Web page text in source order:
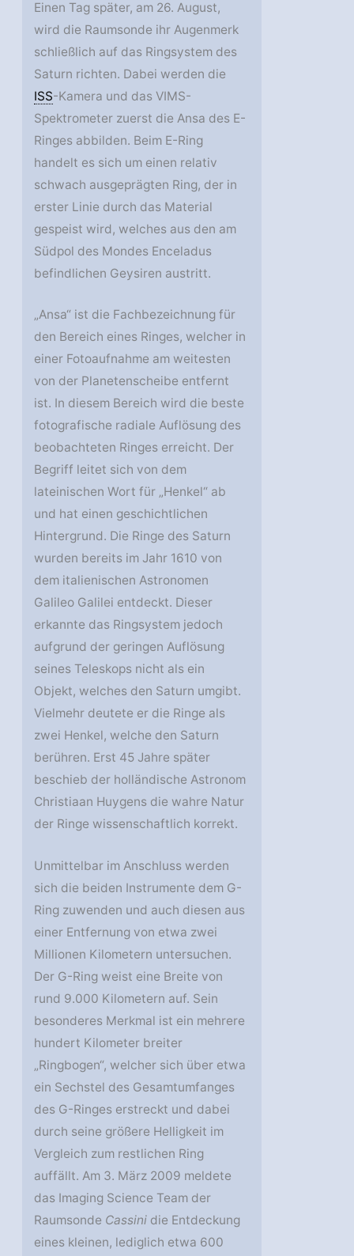
Einen Tag später, am 26. August,
wird die Raumsonde ihr Augenmerk
schließlich auf das Ringsystem des
Saturn richten. Dabei werden die
ISS-Kamera und das VIMS-
Spektrometer zuerst die Ansa des E-
Ringes abbilden. Beim E-Ring
handelt es sich um einen relativ
schwach ausgeprägten Ring, der in
erster Linie durch das Material
gespeist wird, welches aus den am
Südpol des Mondes Enceladus
befindlichen Geysiren austritt.
„Ansa“ ist die Fachbezeichnung für
den Bereich eines Ringes, welcher in
einer Fotoaufnahme am weitesten
von der Planetenscheibe entfernt
ist. In diesem Bereich wird die beste
fotografische radiale Auflösung des
beobachteten Ringes erreicht. Der
Begriff leitet sich von dem
lateinischen Wort für „Henkel“ ab
und hat einen geschichtlichen
Hintergrund. Die Ringe des Saturn
wurden bereits im Jahr 1610 von
dem italienischen Astronomen
Galileo Galilei entdeckt. Dieser
erkannte das Ringsystem jedoch
aufgrund der geringen Auflösung
seines Teleskops nicht als ein
Objekt, welches den Saturn umgibt.
Vielmehr deutete er die Ringe als
zwei Henkel, welche den Saturn
berühren. Erst 45 Jahre später
beschieb der holländische Astronom
Christiaan Huygens die wahre Natur
der Ringe wissenschaftlich korrekt.
Unmittelbar im Anschluss werden
sich die beiden Instrumente dem G-
Ring zuwenden und auch diesen aus
einer Entfernung von etwa zwei
Millionen Kilometern untersuchen.
Der G-Ring weist eine Breite von
rund 9.000 Kilometern auf. Sein
besonderes Merkmal ist ein mehrere
hundert Kilometer breiter
„Ringbogen“, welcher sich über etwa
ein Sechstel des Gesamtumfanges
des G-Ringes erstreckt und dabei
durch seine größere Helligkeit im
Vergleich zum restlichen Ring
auffällt. Am 3. März 2009 meldete
das Imaging Science Team der
Raumsonde Cassini die Entdeckung
eines kleinen, lediglich etwa 600